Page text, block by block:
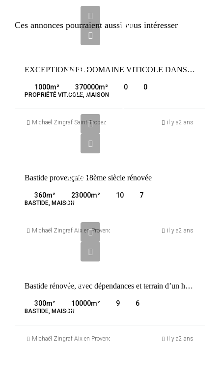
Ces annonces pourraient aussi vous intéresser
AIX-EN-
FRANCE
000
EXCEPTIONNEL DOMAINE VITICOLE DANS LE LUBERON
1000m² 370000m² 0 0
PROPRIÉTÉ VITICOLE, MAISON
Michaël Zingraf Saint-Tropez il y a2 ans
AIX-EN-
FRANCE
2
Bastide provençale 18ème siècle rénovée
360m² 23000m² 10 7
BASTIDE, MAISON
Michaël Zingraf Aix en Provence il y a2 ans
AIX-EN-
FRANCE
1
Bastide rénovée, avec dépendances et terrain d’un hectare
300m² 10000m² 9 6
BASTIDE, MAISON
Michaël Zingraf Aix en Provence il y a2 ans